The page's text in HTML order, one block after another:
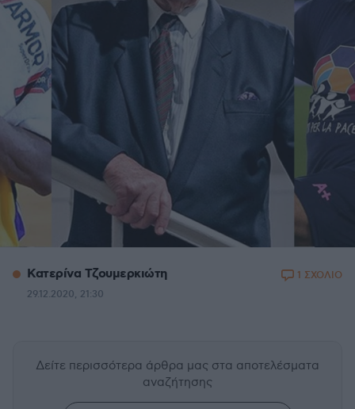
Κατερίνα Τζουμερκιώτη
29.12.2020, 21:30
1 ΣΧΟΛΙΟ
Δείτε περισσότερα άρθρα μας στα αποτελέσματα
αναζήτησης